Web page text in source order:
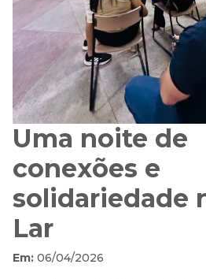
Uma noite de
conexões e
solidariedade
Lar
Em: 06/04/2026